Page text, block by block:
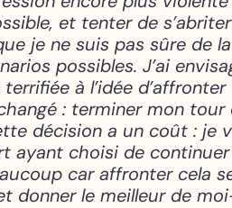
et tenter de
je ne suis pas sûre de
possibles. J’ai
à l’idée
: terminer mon
décision a un coût : je
ayant choisi de continuer
car affronter cela
donner le meilleur de